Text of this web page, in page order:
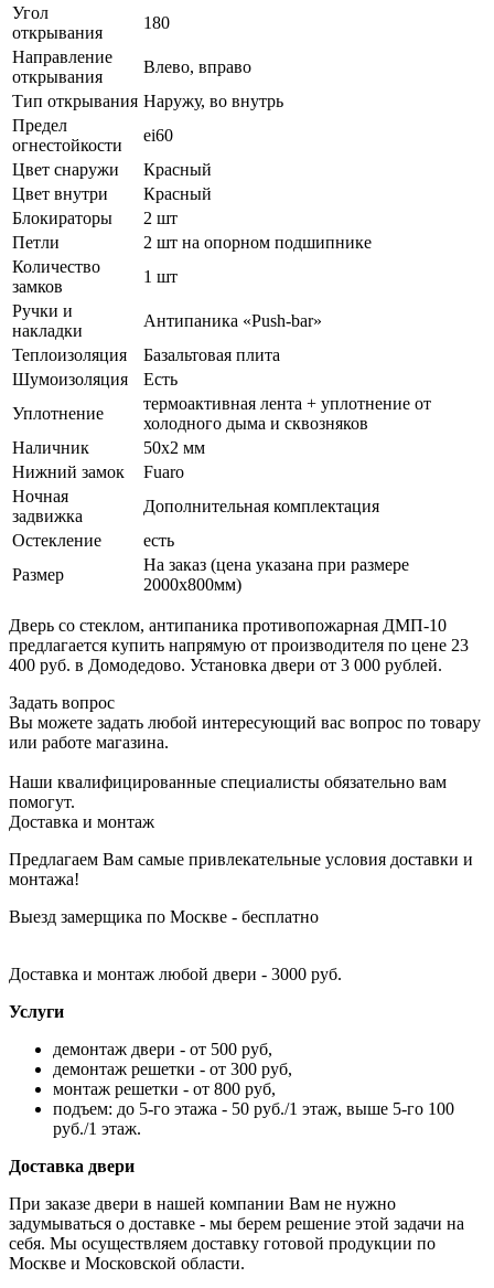
Угол
открывания
180
Направление
открывания
Влево, вправо
Тип открывания Наружу, во внутрь
Предел
огнестойкости
ei60
Цвет снаружи
Красный
Цвет внутри
Красный
Блокираторы
2 шт
Петли
2 шт на опорном подшипнике
Количество
замков
1 шт
Ручки и
накладки
Антипаника «Push-bar»
Теплоизоляция
Базальтовая плита
Шумоизоляция
Есть
Уплотнение
термоактивная лента + уплотнение от
холодного дыма и сквозняков
Наличник
50х2 мм
Нижний замок
Fuaro
Ночная
задвижка
Дополнительная комплектация
Остекление
есть
Размер
На заказ (цена указана при размере
2000х800мм)
Дверь со стеклом, антипаника противопожарная ДМП-10
предлагается купить напрямую от производителя по цене 23
400 руб. в Домодедово. Установка двери от 3 000 рублей.
Задать вопрос
Вы можете задать любой интересующий вас вопрос по товару
или работе магазина.
Наши квалифицированные специалисты обязательно вам
помогут.
Доставка и монтаж
Предлагаем Вам самые привлекательные условия доставки и
монтажа!
Выезд замерщика по Москве - бесплатно
Доставка и монтаж любой двери - 3000 руб.
Услуги
демонтаж двери - от 500 руб,
демонтаж решетки - от 300 руб,
монтаж решетки - от 800 руб,
подъем: до 5-го этажа - 50 руб./1 этаж, выше 5-го 100
руб./1 этаж.
Доставка двери
При заказе двери в нашей компании Вам не нужно
задумываться о доставке - мы берем решение этой задачи на
себя. Мы осуществляем доставку готовой продукции по
Москве и Московской области.